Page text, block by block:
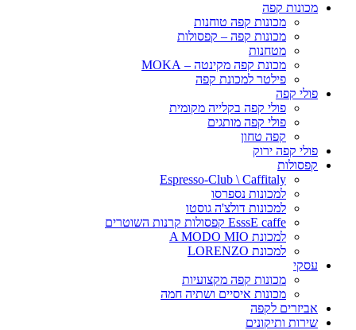
מכונות קפה
מכונות קפה טוחנות
מכונות קפה – קפסולות
מטחנות
מכונת קפה מקינטה – MOKA
פילטר למכונת קפה
פולי קפה
פולי קפה בקלייה מקומית
פולי קפה מותגים
קפה טחון
פולי קפה ירוק
קפסולות
Espresso-Club \ Caffitaly
למכונות נספרסו
למכונות דולצ'ה גוסטו
EsssE caffe קפסולות קרנות השוטרים
למכונת A MODO MIO
למכונת LORENZO
עסקי
מכונות קפה מקצועיות
מכונות איסיים ושתיה חמה
אביזרים לקפה
שירות ותיקונים